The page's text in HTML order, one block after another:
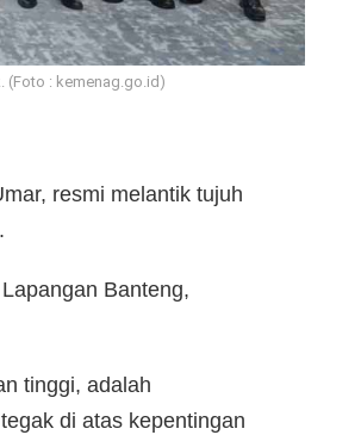
(Foto : kemenag.go.id)
resmi melantik tujuh
Banteng,
tinggi, adalah
di atas kepentingan